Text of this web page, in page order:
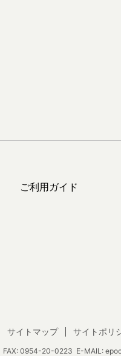
ご利用ガイド
FAX: 0954-20-0223 E-MAIL:
サイトマップ サイトポリ